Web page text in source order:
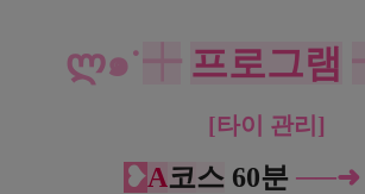
ლ๑˙ 프로그램
[타이 관리]
❥A코스 60분 ──➜